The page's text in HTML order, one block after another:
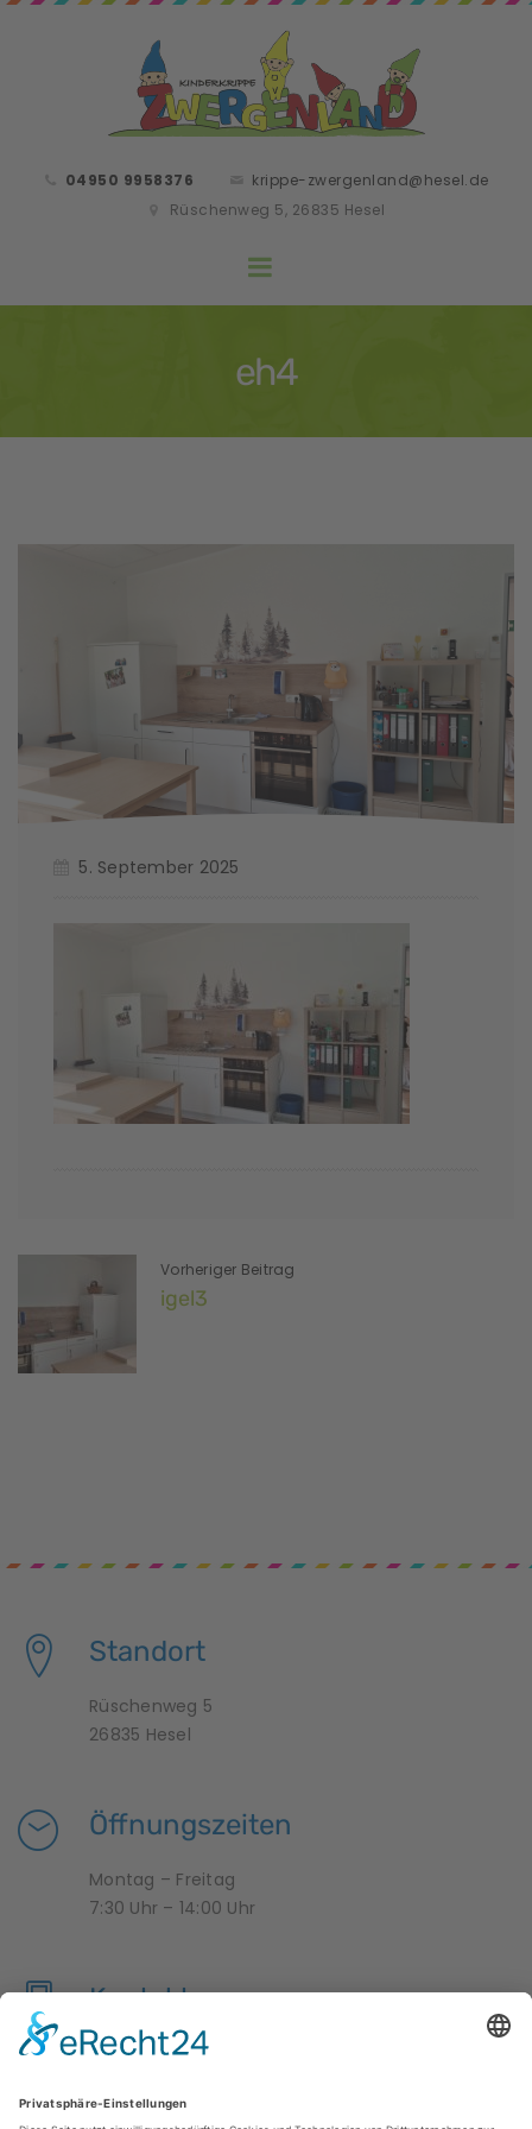
04950 9958376
krippe-zwergenland@hesel.de
Rüschenweg 5, 26835 Hesel
eh4
5. September 2025
Vorheriger Beitrag
igel3
Standort
Rüschenweg 5
26835 Hesel
Öffnungszeiten
Montag – Freitag
7:30 Uhr – 14:00 Uhr
Kontakt
04950 9958376